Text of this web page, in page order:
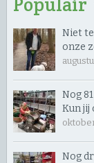
Niet
onze
Nog
Kun jij
Nog